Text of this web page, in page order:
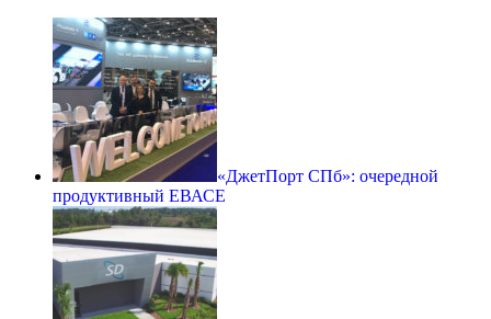
«ДжетПорт СПб»: очередной
продуктивный ЕВАСЕ